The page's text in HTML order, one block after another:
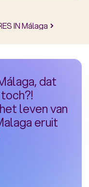
IN Málaga
dat
leven van
eruit